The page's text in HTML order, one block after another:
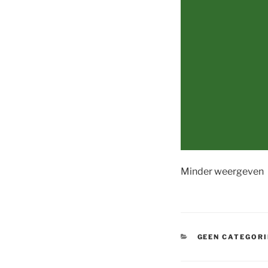
Minder weergeven
CATEGORIEËN
GEEN